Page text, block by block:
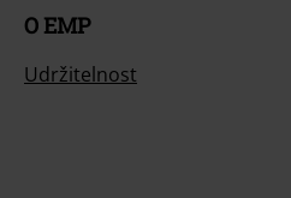
O EMP
Udržitelnost